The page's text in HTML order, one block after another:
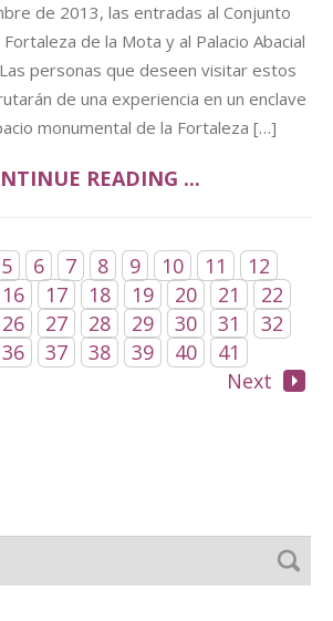
de 2013, las entradas al Conjunto
de la Mota y al Palacio Abacial
personas que deseen visitar estos
de una experiencia en un enclave
monumental de la Fortaleza […]
READING ...
5 6 7 8 9 10 11
12
16 17 18 19 20 21
22
26 27 28 29 30 31
32
36 37 38 39 40
41
Next